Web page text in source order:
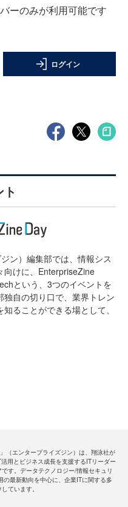
ーのみが利用可能です
ログイン
ン）編集部では、情報シス
向けに、EnterpriseZine
という、3つのイベントを
自の切り口で、業界トレン
ることができる場として、
（エンタープライズジン）は、翔泳社が
用とビジネス成長を支援するITリーダー
す。データテクノロジー/情報セキュリ
の最新動向を中心に、企業ITに関する多
ています。